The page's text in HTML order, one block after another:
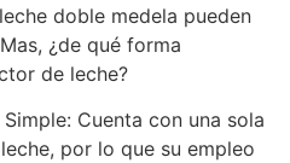
doble medela pueden
¿de qué forma
de leche?
Cuenta con una sola
por lo que su empleo